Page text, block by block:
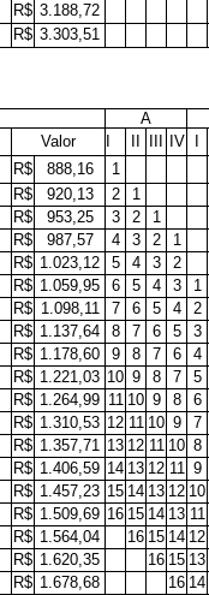
R$ 3.188,72
R$ 3.303,51
A
Valor IV
R$ 888,16
1
R$ 920,13 2
1
R$ 953,25 3 2
1
R$ 987,57 4 3 2
1
R$ 1.023,12 5 4 3
2
R$ 1.059,95 6 5 4 3
1
R$ 1.098,11 7 6 5 4 2
R$ 1.137,64 8 7 6 5 3
R$ 1.178,60 9 8 7 6 4
R$ 1.221,03 10 9 8 7 5
R$ 1.264,99 11 10 9 8 6
R$ 1.310,53 12 11 10 9 7
R$ 1.357,71 13 12 11 10 8
R$ 1.406,59 14 13 12 11 9
R$ 1.457,23 15 14 13 12 10
R$ 1.509,69 16 15 14 13 11
R$ 1.564,04 16 15 14 12
R$ 1.620,35 16 15 13
R$ 1.678,68 16 14